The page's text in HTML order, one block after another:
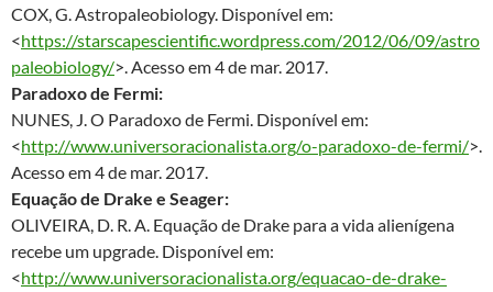
COX, G. Astropaleobiology. Disponível em:
<https://starscapescientific.wordpress.com/2012/06/09/astro
paleobiology/>. Acesso em 4 de mar. 2017.
Paradoxo de Fermi:
NUNES, J. O Paradoxo de Fermi. Disponível em:
<http://www.universoracionalista.org/o-paradoxo-de-fermi/>.
Acesso em 4 de mar. 2017.
Equação de Drake e Seager:
OLIVEIRA, D. R. A. Equação de Drake para a vida alienígena
recebe um upgrade. Disponível em:
<http://www.universoracionalista.org/equacao-de-drake-